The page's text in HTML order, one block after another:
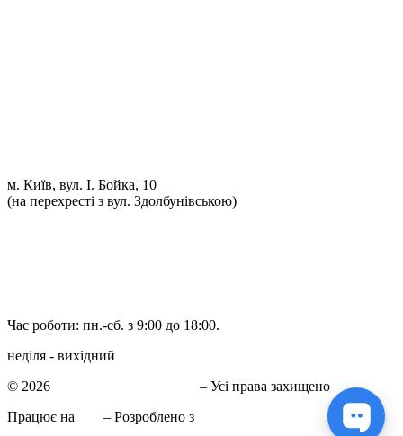
м. Київ, вул. І. Бойка, 10
(на перехресті з вул. Здолбунівською)
Час роботи: пн.-сб. з 9:00 до 18:00.
неділя - вихідний
© 2026
– Усі права захищено
Працює на
– Розроблено з